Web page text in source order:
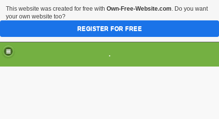
.
This website was created for free with Own-Free-Website.com. Do you want
your own website too?
REGISTER FOR FREE